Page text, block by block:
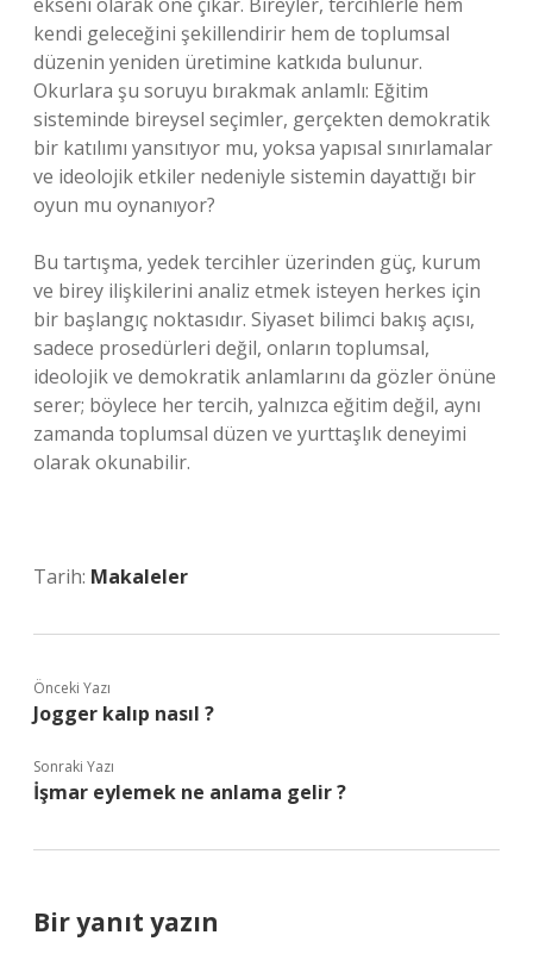
kendi geleceğini şekillendirir hem de toplumsal
düzenin yeniden üretimine katkıda bulunur.
Okurlara şu soruyu bırakmak anlamlı: Eğitim
sisteminde bireysel seçimler, gerçekten demokratik
bir katılımı yansıtıyor mu, yoksa yapısal sınırlamalar
ve ideolojik etkiler nedeniyle sistemin dayattığı bir
oyun mu oynanıyor?
Bu tartışma, yedek tercihler üzerinden güç, kurum
ve birey ilişkilerini analiz etmek isteyen herkes için
bir başlangıç noktasıdır. Siyaset bilimci bakış açısı,
sadece prosedürleri değil, onların toplumsal,
ideolojik ve demokratik anlamlarını da gözler önüne
serer; böylece her tercih, yalnızca eğitim değil, aynı
zamanda toplumsal düzen ve yurttaşlık deneyimi
olarak okunabilir.
Tarih: Makaleler
Önceki Yazı
Jogger kalıp nasıl ?
Sonraki Yazı
İşmar eylemek ne anlama gelir ?
Bir yanıt yazın